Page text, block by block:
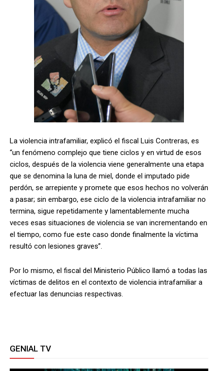
La violencia intrafamiliar, explicó el fiscal Luis Contreras, es
“un fenómeno complejo que tiene ciclos y en virtud de esos
ciclos, después de la violencia viene generalmente una etapa
que se denomina la luna de miel, donde el imputado pide
perdón, se arrepiente y promete que esos hechos no volverán
a pasar; sin embargo, ese ciclo de la violencia intrafamiliar no
termina, sigue repetidamente y lamentablemente mucha
veces esas situaciones de violencia se van incrementando en
el tiempo, como fue este caso donde finalmente la víctima
resultó con lesiones graves”.
Por lo mismo, el fiscal del Ministerio Público llamó a todas las
víctimas de delitos en el contexto de violencia intrafamiliar a
efectuar las denuncias respectivas.
GENIAL TV